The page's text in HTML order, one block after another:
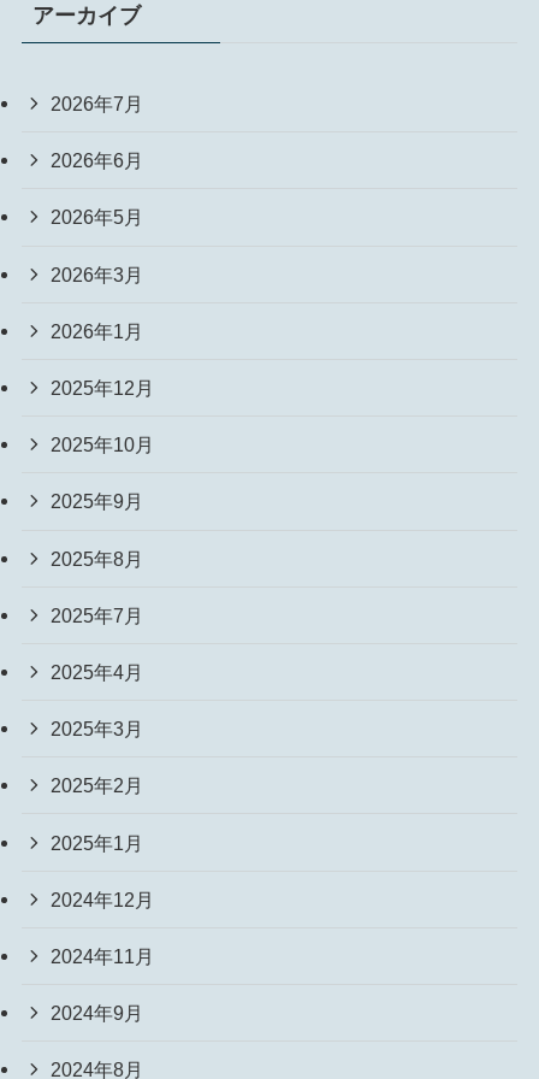
アーカイブ
2026年7月
2026年6月
2026年5月
2026年3月
2026年1月
2025年12月
2025年10月
2025年9月
2025年8月
2025年7月
2025年4月
2025年3月
2025年2月
2025年1月
2024年12月
2024年11月
2024年9月
2024年8月